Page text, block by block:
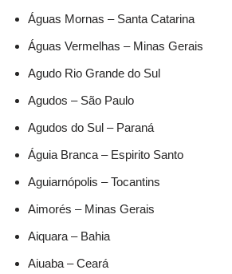
Águas Mornas – Santa Catarina
Águas Vermelhas – Minas Gerais
Agudo Rio Grande do Sul
Agudos – São Paulo
Agudos do Sul – Paraná
Águia Branca – Espirito Santo
Aguiarnópolis – Tocantins
Aimorés – Minas Gerais
Aiquara – Bahia
Aiuaba – Ceará